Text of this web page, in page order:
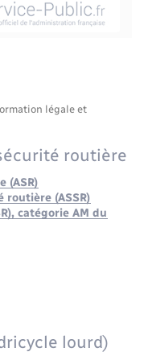
de l’espace
légale et
routière
(ASR)
(ASSR)
catégorie AM du
lourd)